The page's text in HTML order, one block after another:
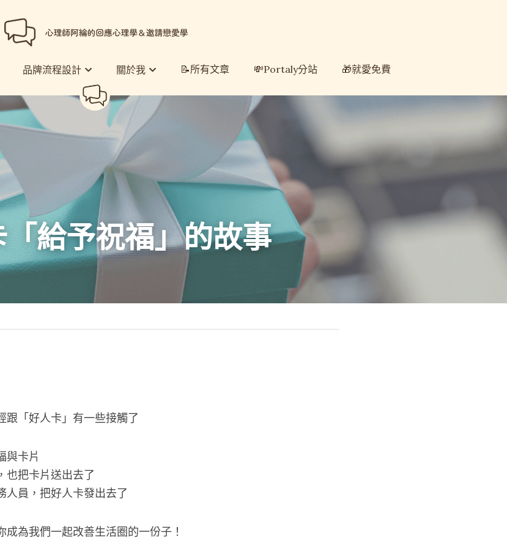
品牌流程設計 關於我 📝所有文章 💸Portaly分站 🎁就愛免費
品牌流程設計 關於我 📝所有文章 💸Portaly分站 🎁就愛免費
給予祝福」的故事
跟「好人卡」有一些接觸了
與卡片
也把卡片送出去了
人員，把好人卡發出去了
為我們一起改善生活圈的一份子！